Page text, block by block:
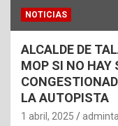
NOTICIAS
ALCALDE DE
MOP SI NO HAY
LA AUTOPISTA
1 abril, 2025